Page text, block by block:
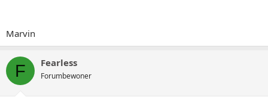
Marvin
F Fearless
Forumbewoner